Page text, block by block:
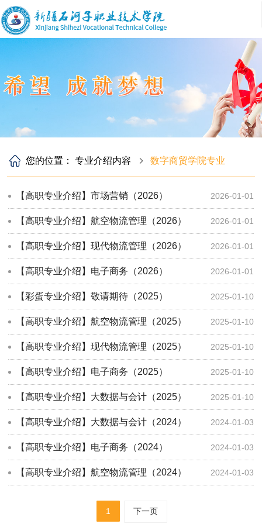
您的位置：专业介绍内容 数字商贸学院专业
【高职专业介绍】市场营销​（2026） 2026-01-01
【高职专业介绍】航空物流管理（2026） 2026-01-01
【高职专业介绍】现代物流管理（2026） 2026-01-01
【高职专业介绍】电子商务（2026） 2026-01-01
【彩蛋专业介绍】敬请期待（2025） 2025-01-10
【高职专业介绍】航空物流管理（2025） 2025-01-10
【高职专业介绍】现代物流管理（2025） 2025-01-10
【高职专业介绍】电子商务（2025） 2025-01-10
【高职专业介绍】大数据与会计（2025） 2025-01-10
【高职专业介绍】大数据与会计（2024） 2024-01-03
【高职专业介绍】电子商务（2024） 2024-01-03
【高职专业介绍】航空物流管理（2024） 2024-01-03
1 下一页